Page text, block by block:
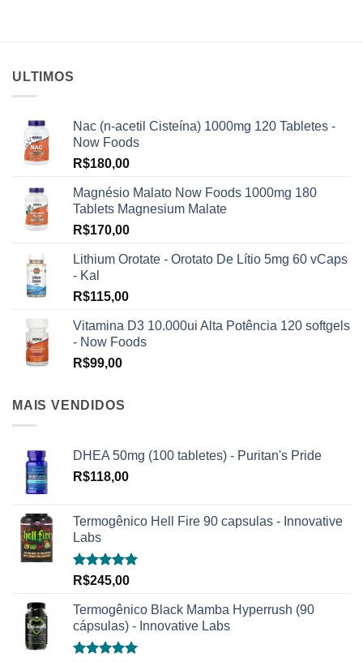
ULTIMOS
Nac (n-acetil Cisteína) 1000mg 120 Tabletes -
Now Foods
R$180,00
Magnésio Malato Now Foods 1000mg 180
Tablets Magnesium Malate
R$170,00
Lithium Orotate - Orotato De Lítio 5mg 60 vCaps
- Kal
R$115,00
Vitamina D3 10.000ui Alta Potência 120 softgels
- Now Foods
R$99,00
MAIS VENDIDOS
DHEA 50mg (100 tabletes) - Puritan's Pride
R$118,00
Termogênico Hell Fire 90 capsulas - Innovative
Labs
Avaliação
R$245,00
Termogênico Black Mamba Hyperrush (90
cápsulas) - Innovative Labs